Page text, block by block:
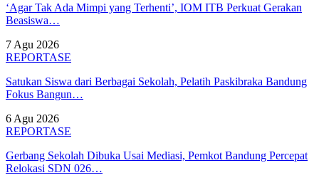
‘Agar Tak Ada Mimpi yang Terhenti’, IOM ITB Perkuat Gerakan
Beasiswa…
7 Agu 2026
REPORTASE
Satukan Siswa dari Berbagai Sekolah, Pelatih Paskibraka Bandung
Fokus Bangun…
6 Agu 2026
REPORTASE
Gerbang Sekolah Dibuka Usai Mediasi, Pemkot Bandung Percepat
Relokasi SDN 026…